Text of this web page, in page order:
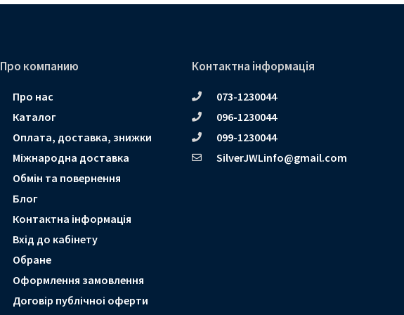
Про компанию
Про нас
Каталог
Оплата, доставка, знижки
Мiжнародна доставка
Обмін та повернення
Блог
Контактна інформація
Вхід до кабінету
Обране
Оформлення замовлення
Договір публічноі оферти
Контактна інформація
073-1230044
096-1230044
099-1230044
SilverJWLinfo@gmail.com